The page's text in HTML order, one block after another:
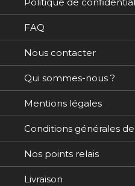
FAQ
Nous contacter
Qui sommes-nous ?
Mentions légales
Conditions générales
Nos points relais
Livraison